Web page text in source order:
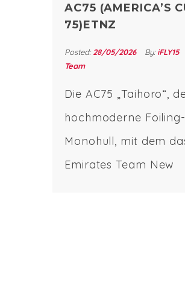
AC75 (AMERICA’S
75)ETNZ
Posted: 28/05/2026 By: iFLY15
Team
Die AC75 „Taihoro“,
hochmoderne Foiling-
Monohull, mit dem
Emirates Team New